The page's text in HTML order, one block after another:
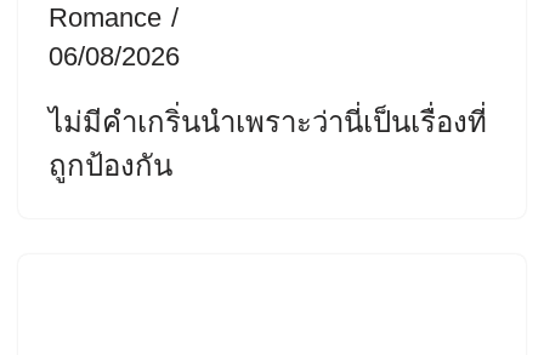
Romance
06/08/2026
ไม่มีคำเกริ่นนำเพราะว่านี่เป็นเรื่องที่
ถูกป้องกัน